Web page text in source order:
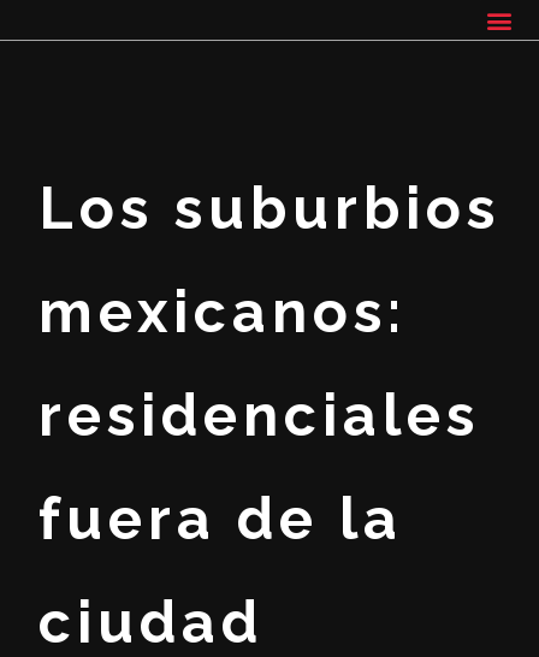
Los suburbios
mexicanos:
residenciales
fuera de la
ciudad